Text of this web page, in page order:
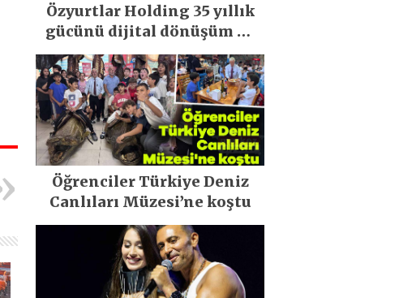
Özyurtlar Holding 35 yıllık
gücünü dijital dönüşüm ve
yeni marka stratejisiyle
geleceğe taşıyor
Öğrenciler Türkiye Deniz
Canlıları Müzesi’ne koştu